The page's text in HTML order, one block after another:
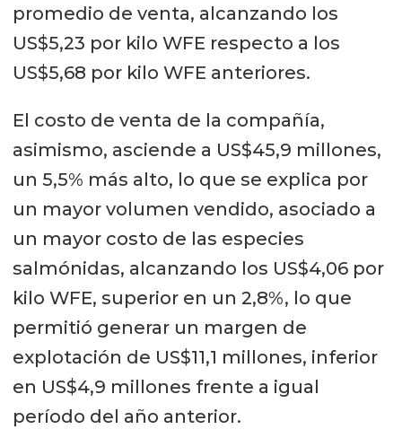
promedio de venta, alcanzando los
US$5,23 por kilo WFE respecto a los
US$5,68 por kilo WFE anteriores.
El costo de venta de la compañía,
asimismo, asciende a US$45,9 millones,
un 5,5% más alto, lo que se explica por
un mayor volumen vendido, asociado a
un mayor costo de las especies
salmónidas, alcanzando los US$4,06 por
kilo WFE, superior en un 2,8%, lo que
permitió generar un margen de
explotación de US$11,1 millones, inferior
en US$4,9 millones frente a igual
período del año anterior.